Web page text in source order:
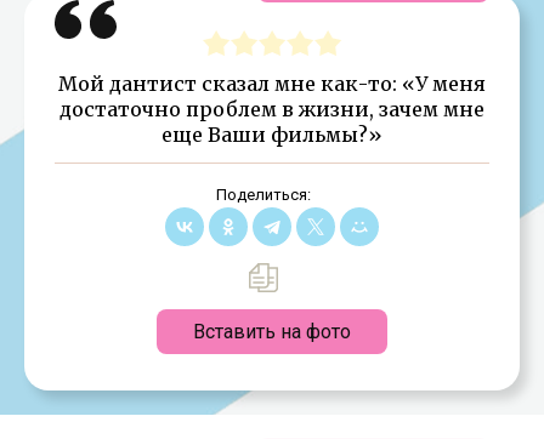
Мой дантист сказал мне как-то: «У меня
достаточно проблем в жизни, зачем мне
еще Ваши фильмы?»
Поделиться:
Вставить на фото